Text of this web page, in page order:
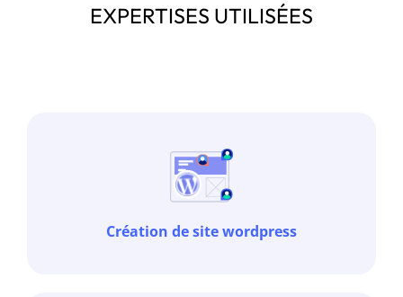
EXPERTISES UTILISÉES
Création de site wordpress